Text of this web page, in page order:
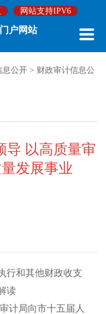
网站支持IPV6
户网站
息公开 > 财政审计信息公
导 以高质量审
发展事业
行和其他财政收支
读
局向市十五届人